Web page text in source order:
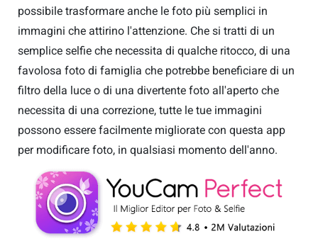
possibile trasformare anche le foto più semplici in
immagini che attirino l'attenzione. Che si tratti di un
semplice selfie che necessita di qualche ritocco, di una
favolosa foto di famiglia che potrebbe beneficiare di un
filtro della luce o di una divertente foto all'aperto che
necessita di una correzione, tutte le tue immagini
possono essere facilmente migliorate con questa app
per modificare foto, in qualsiasi momento dell'anno.